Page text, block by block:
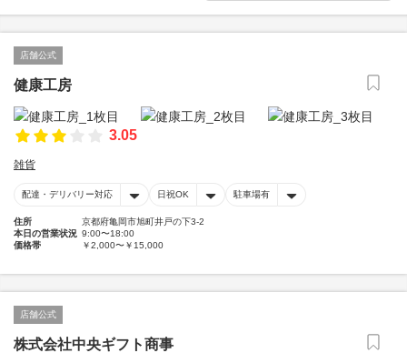
店舗公式
健康工房
3.05
雑貨
配達・デリバリー対応 日祝OK 駐車場有
住所
京都府亀岡市旭町井戸の下3-2
本日の営業状況 9:00〜18:00
価格帯
￥2,000〜￥15,000
店舗公式
株式会社中央ギフト商事